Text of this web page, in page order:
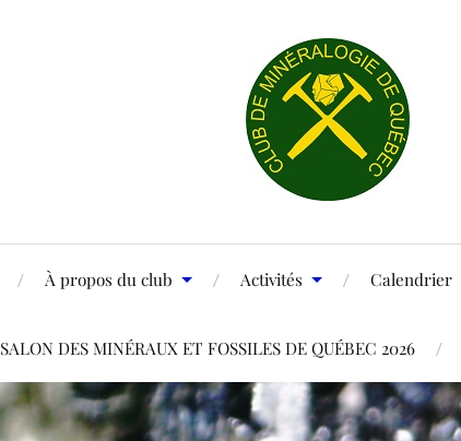
À propos du club Activités Calendrier
SALON DES MINÉRAUX ET FOSSILES DE QUÉBEC 2026